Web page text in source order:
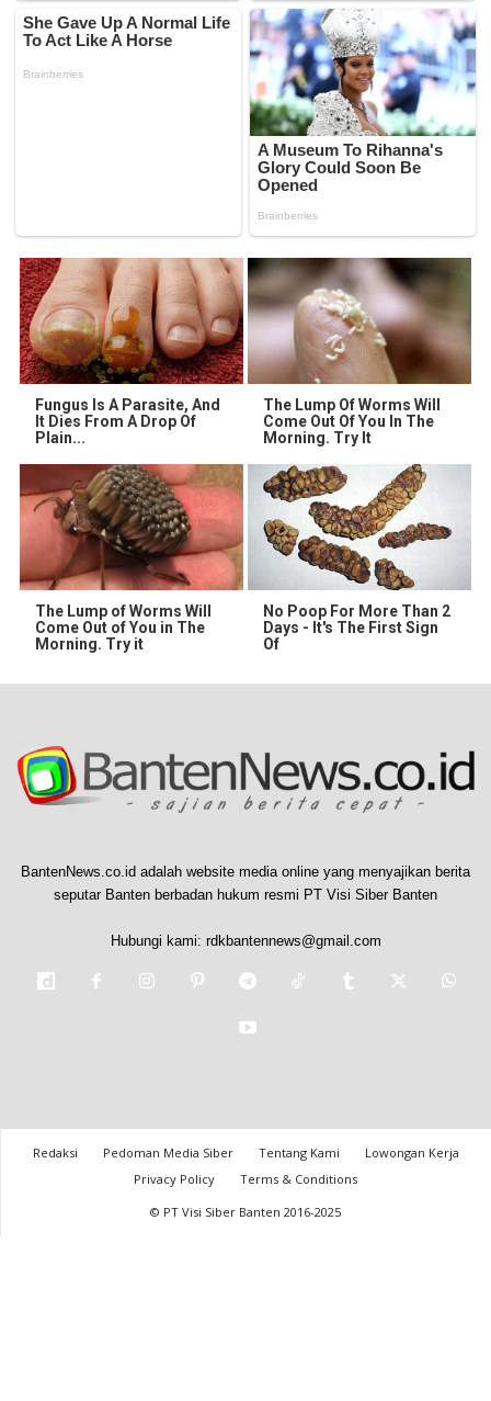
Fungus Is A Parasite, And
It Dies From A Drop Of
Plain...
The Lump Of Worms Will
Come Out Of You In The
Morning. Try It
The Lump of Worms Will
Come Out of You in The
Morning. Try it
No Poop For More Than 2
Days - It's The First Sign
Of
BantenNews.co.id adalah website media online yang menyajikan berita
seputar Banten berbadan hukum resmi PT Visi Siber Banten
Hubungi kami: rdkbantennews@gmail.com
Redaksi Pedoman Media Siber Tentang Kami
Lowongan Kerja
Privacy Policy
Terms & Conditions
© PT Visi Siber Banten 2016-2025